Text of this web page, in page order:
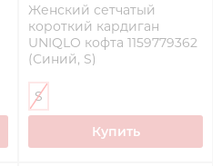
Женский сетчатый
короткий кардиган
UNIQLO кофта 1159779362
(Синий, S)
S
Купить